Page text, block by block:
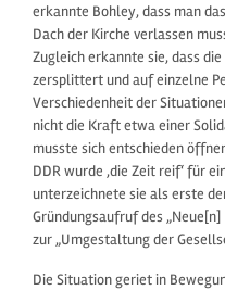
erkannte Bohley, dass man
Dach der Kirche verlassen
Zugleich erkannte sie, dass
zersplittert und auf einzelne
Verschiedenheit der
nicht die Kraft etwa einer
musste sich entschieden
DDR wurde ‚die Zeit reif‘ für
unterzeichnete sie als erste
Gründungsaufruf des „Neue[n]
zur „Umgestaltung der
Die Situation geriet in